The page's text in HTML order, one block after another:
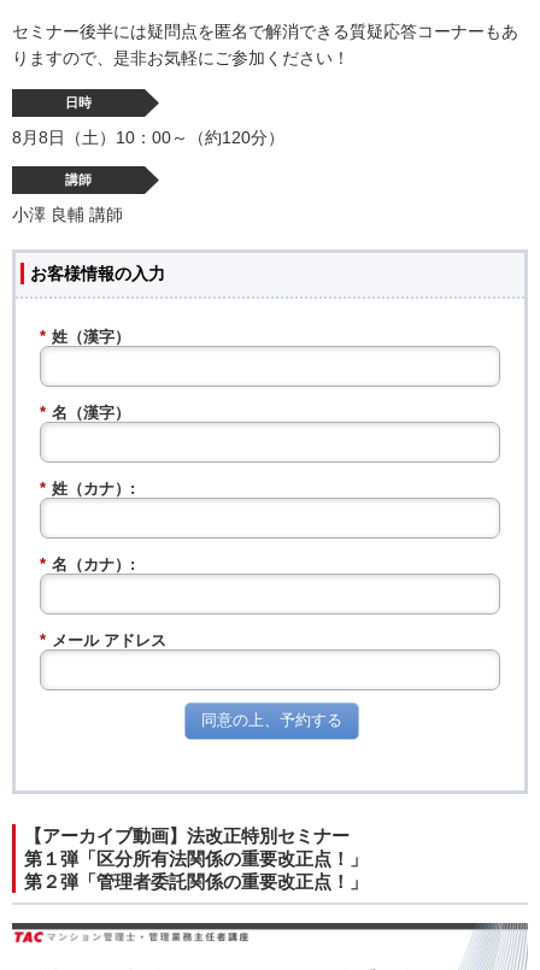
セミナー後半には疑問点を匿名で解消できる質疑応答コーナーもあ
りますので、是非お気軽にご参加ください！
日時
8月8日（土）10：00～（約120分）
講師
小澤 良輔 講師
お客様情報の入力
* 姓（漢字）
* 名（漢字）
* 姓（カナ）:
* 名（カナ）:
* メール アドレス
同意の上、予約する
【アーカイブ動画】法改正特別セミナー
第１弾「区分所有法関係の重要改正点！」
第２弾「管理者委託関係の重要改正点！」